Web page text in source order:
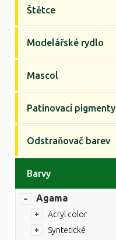
Štětce
Modelářské rydlo
Mascol
Patinovací pigmenty
Odstraňovač barev
Barvy
Agama
Acryl color
Syntetické